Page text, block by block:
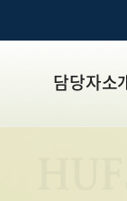
담당자소